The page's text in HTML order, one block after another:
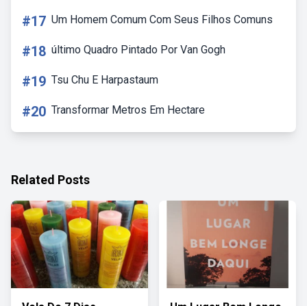
#17 Um Homem Comum Com Seus Filhos Comuns
#18 último Quadro Pintado Por Van Gogh
#19 Tsu Chu E Harpastaum
#20 Transformar Metros Em Hectare
Related Posts